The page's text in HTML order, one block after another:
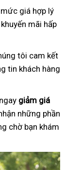
giá hợp lý
mãi hấp
tôi cam kết
tin khách hàng
giảm giá
những phần
chờ bạn khám